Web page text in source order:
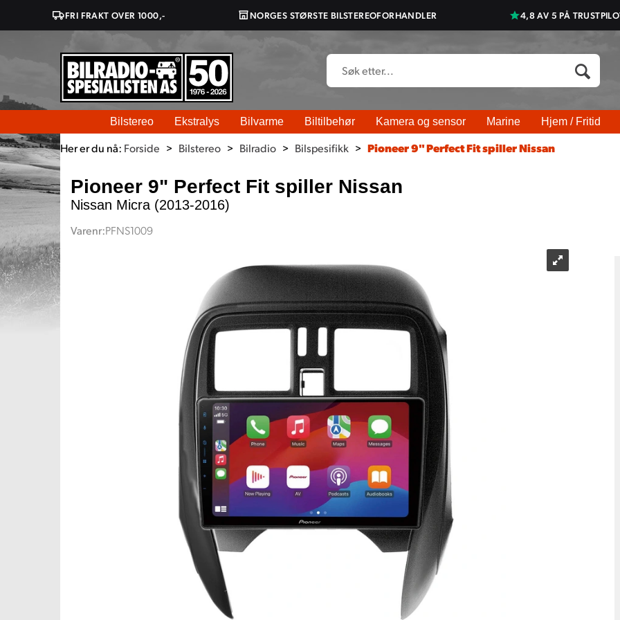
FRI FRAKT OVER 1000,- NORGES STØRSTE BILSTEREOFORHANDLER 4,8 AV 5 PÅ
Bilstereo Ekstralys Bilvarme Biltilbehør Kamera og sensor Marine Hjem / Fritid
Her er du nå: Forside > Bilstereo > Bilradio > Bilspesifikk > Pioneer 9" Perfect Fit spiller Nissan
Pioneer 9" Perfect Fit spiller Nissan
Nissan Micra (2013-2016)
Varenr:PFNS1009